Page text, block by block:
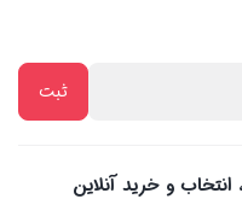
و خرید آنلاین